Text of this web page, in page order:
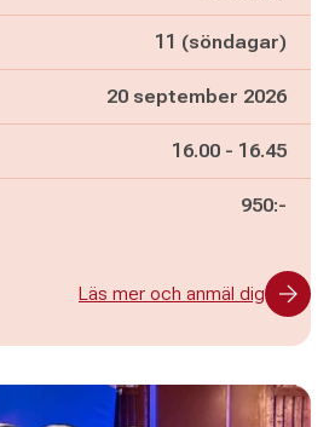
11 (söndagar)
20 september 2026
Pågår mellan
16.00 - och
16.45
950:-
Läs mer och anmäl dig